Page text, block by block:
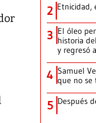
2 Etnicidad,
3 El óleo
historia
y regresó
4 Samuel
que no se
5 Después